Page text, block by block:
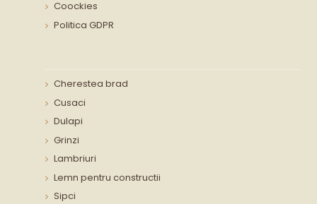
Coockies
Politica GDPR
Cherestea brad
Cusaci
Dulapi
Grinzi
Lambriuri
Lemn pentru constructii
Sipci